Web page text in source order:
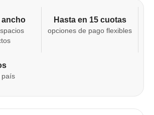
ancho Hasta en 15 cuotas
opciones de pago flexibles
país